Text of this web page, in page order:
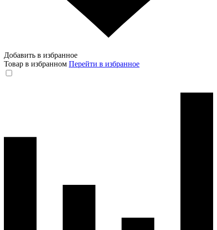
Добавить в избранное
Товар в избранном Перейти в избранное